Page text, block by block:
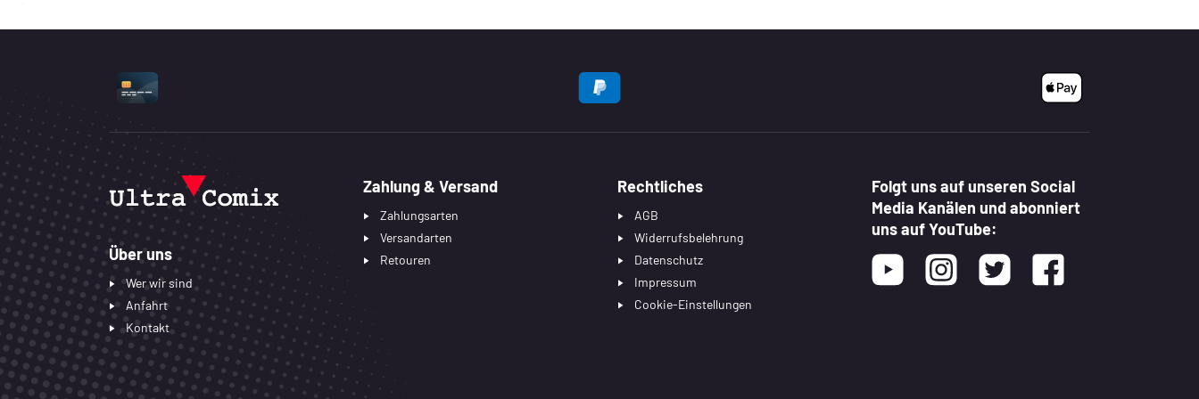
UNTERSTÜTZTE ZAHLUNGSARTEN
Über uns
Wer wir sind
Anfahrt
Kontakt
Zahlung & Versand
Zahlungsarten
Versandarten
Retouren
Rechtliches
AGB
Widerrufsbelehrung
Datenschutz
Impressum
Cookie-Einstellungen
Folgt uns auf unseren Social
Media Kanälen und abonniert
uns auf YouTube:
Youtube InstagramTwitter Facebook